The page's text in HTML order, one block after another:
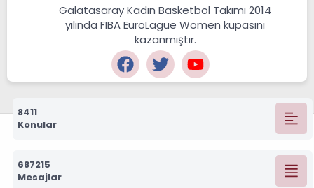
Galatasaray Kadın Basketbol Takımı 2014
yılında FIBA EuroLague Women kupasını
kazanmıştır.
8411
Konular
687215
Mesajlar